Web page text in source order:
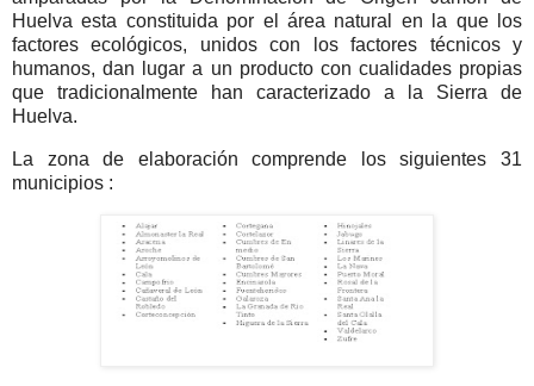
Huelva esta constituida por el área natural en la que los
factores ecológicos, unidos con los factores técnicos y
humanos, dan lugar a un producto con cualidades propias
que tradicionalmente han caracterizado a la Sierra de
Huelva.
La zona de elaboración comprende los siguientes 31
municipios :